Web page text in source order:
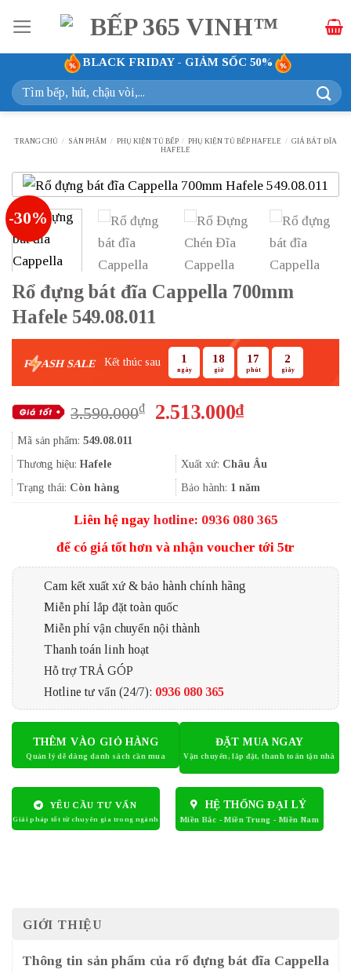
qua
nội
dung
BLACK FRIDAY - GIẢM SỐC 50%
Tìm
kiếm:
TRANG CHỦ / SẢN PHẨM / PHỤ KIỆN TỦ BẾP / PHỤ KIỆN TỦ BẾP HAFELE / GIÁ BÁT ĐĨA
HAFELE
-30%
Rổ đựng bát đĩa Cappella 700mm
Hafele 549.08.011
F ASH SALE Kết thúc sau 1
ngày
18
giờ
17
phút
2
giây
3.590.000₫
Giá
3.590.000₫.
2.513.000₫Giá
là:
2.513.000₫.
Mã sản phẩm: 549.08.011
Thương hiệu: Hafele Xuất xứ: Châu Âu
Trạng thái: Còn hàng Bảo hành: 1 năm
Liên hệ ngay hotline: 0936 080 365
để có giá tốt hơn và nhận voucher tới 5tr
Cam kết xuất xứ & bảo hành chính hãng
Miễn phí lắp đặt toàn quốc
Miễn phí vận chuyển nội thành
Thanh toán linh hoạt
Hỗ trợ TRẢ GÓP
Hotline tư vấn (24/7): 0936 080 365
THÊM VÀO GIỎ HÀNG ĐẶT MUA NGAY
YÊU CẦU TƯ VẤN HỆ THỐNG ĐẠI LÝ
GIỚI THIỆU
Thông tin sản phẩm của rổ đựng bát đĩa Cappella